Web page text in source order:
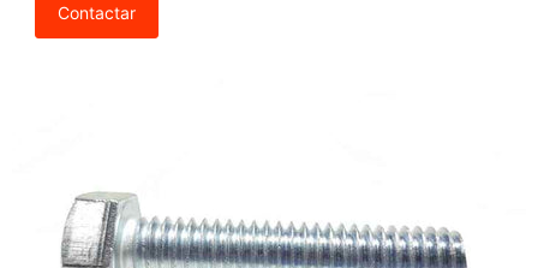
Contactar